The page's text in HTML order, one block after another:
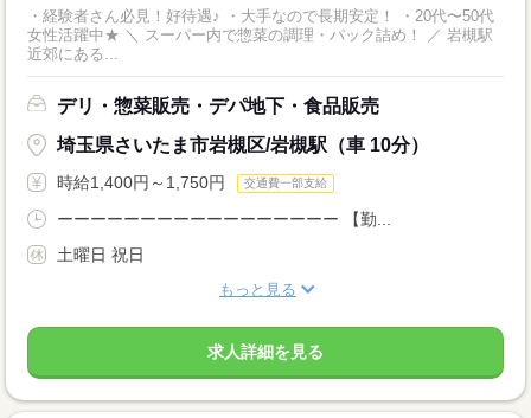
・経験者さん必見！好待遇♪ ・大手なので長期安定！ ・20代〜50代
女性活躍中★ ＼ スーパー内で惣菜の調理・パック詰め！ ／ 岩槻駅
近郊にある...
デリ・惣菜販売・デパ地下・食品販売
埼玉県さいたま市岩槻区/岩槻駅（車 10分）
時給1,400円～1,750円 交通費一部支給
ーーーーーーーーーーーーーーーーー 【勤...
土曜日 祝日
もっと見る
求人詳細を見る